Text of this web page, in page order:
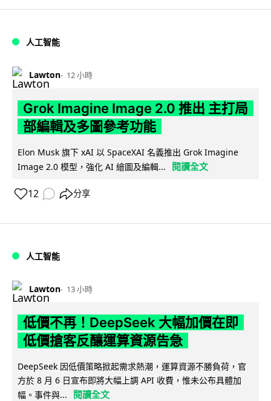
人工智能
Lawton 12 小時
Grok Imagine Image 2.0 推出 主打局
部編輯及多圖參考功能
Elon Musk 旗下 xAI 以 SpaceXAI 名義推出 Grok Imagine
Image 2.0 模型，強化 AI 繪圖及編輯...
閱讀全文
12 分享
人工智能
Lawton 13 小時
低價不再！DeepSeek 大幅加價在即
低價搶客反釀運算資源告急
DeepSeek 因低價策略掀起需求熱潮，運算資源不勝負荷，官
方於 8 月 6 日宣布即將大幅上調 API 收費，惟未公布具體加
幅。事件與...
閱讀全文